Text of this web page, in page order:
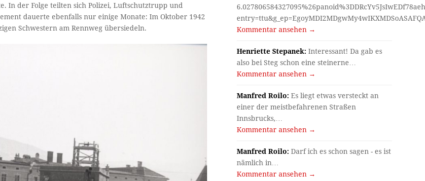
In der Folge teilten sich Polizei, Luftschutztrupp und
dauerte ebenfalls nur einige Monate: Im Oktober 1942
Schwestern am Rennweg übersiedeln.
Kommentar ansehen →
Henriette Stepanek: Interessant! Da gab es
also bei Steg schon eine steinerne…
Kommentar ansehen →
Manfred Roilo: Es liegt etwas versteckt an
einer der meistbefahrenen Straßen
Innsbrucks,…
Kommentar ansehen →
Manfred Roilo: Darf ich es schon sagen - es ist
nämlich in…
Kommentar ansehen →